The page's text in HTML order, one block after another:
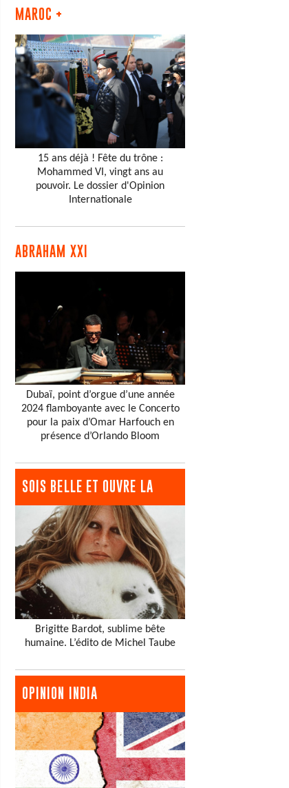
MAROC +
15 ans déjà ! Fête du trône :
Mohammed VI, vingt ans au
pouvoir. Le dossier d'Opinion
Internationale
ABRAHAM XXI
Dubaï, point d’orgue d’une année
2024 flamboyante avec le Concerto
pour la paix d’Omar Harfouch en
présence d’Orlando Bloom
SOIS BELLE ET OUVRE LA
Brigitte Bardot, sublime bête
humaine. L’édito de Michel Taube
OPINION INDIA